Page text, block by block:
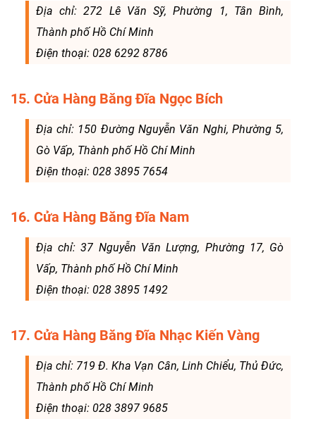
Địa chỉ: 272 Lê Văn Sỹ, Phường 1, Tân Bình,
Thành phố Hồ Chí Minh
Điện thoại: 028 6292 8786
15. Cửa Hàng Băng Đĩa Ngọc Bích
Địa chỉ: 150 Đường Nguyễn Văn Nghi, Phường 5,
Gò Vấp, Thành phố Hồ Chí Minh
Điện thoại: 028 3895 7654
16. Cửa Hàng Băng Đĩa Nam
Địa chỉ: 37 Nguyễn Văn Lượng, Phường 17, Gò
Vấp, Thành phố Hồ Chí Minh
Điện thoại: 028 3895 1492
17. Cửa Hàng Băng Đĩa Nhạc Kiến Vàng
Địa chỉ: 719 Đ. Kha Vạn Cân, Linh Chiểu, Thủ Đức,
Thành phố Hồ Chí Minh
Điện thoại: 028 3897 9685